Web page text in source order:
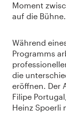
Moment
auf die Bühne.
Während
Programms
die
eröffnen. Der
Filipe
Heinz Spoerli